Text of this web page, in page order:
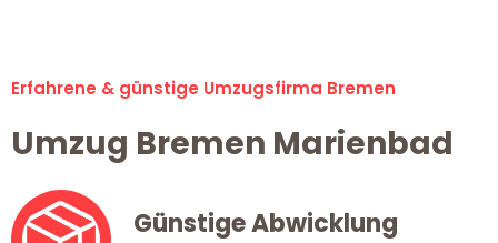
Erfahrene & günstige Umzugsfirma Bremen
Umzug Bremen Marienbad
Günstige Abwicklung